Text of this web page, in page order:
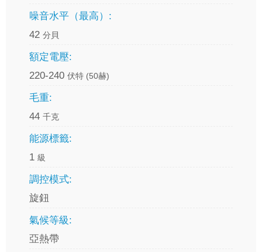
噪音水平（最高）:
42 分貝
額定電壓:
220-240 伏特 (50赫)
毛重:
44 千克
能源標籤:
1 級
調控模式:
旋鈕
氣候等級:
亞熱帶